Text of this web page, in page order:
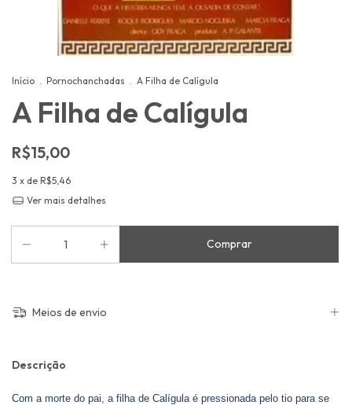
Início . Pornochanchadas . A Filha de Calígula
A Filha de Calígula
R$15,00
3 x de R$5,46
Ver mais detalhes
Meios de envio
Descrição
Com a morte do pai, a filha de Calígula é pressionada pelo tio para se